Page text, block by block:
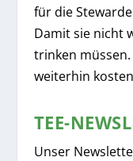
für die
Damit sie nicht
trinken
weiterhin
TEE-
Unser